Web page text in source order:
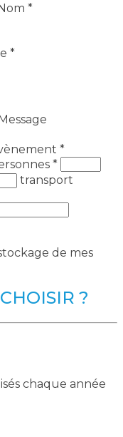
*
*
*
*
transport
de mes
?
chaque année